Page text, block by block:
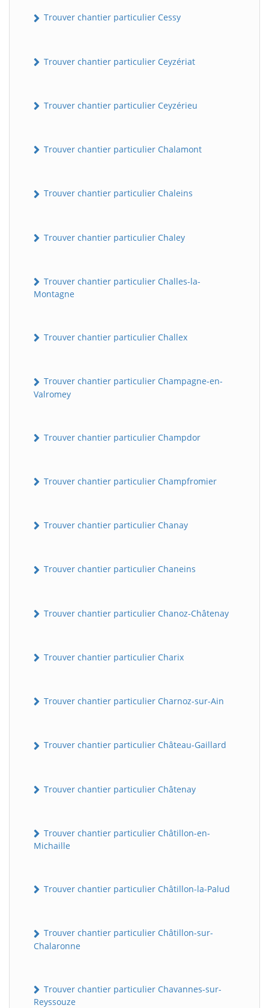
Trouver chantier particulier Cessy
Trouver chantier particulier Ceyzériat
Trouver chantier particulier Ceyzérieu
Trouver chantier particulier Chalamont
Trouver chantier particulier Chaleins
Trouver chantier particulier Chaley
Trouver chantier particulier Challes-la-
Montagne
Trouver chantier particulier Challex
Trouver chantier particulier Champagne-en-
Valromey
Trouver chantier particulier Champdor
Trouver chantier particulier Champfromier
Trouver chantier particulier Chanay
Trouver chantier particulier Chaneins
Trouver chantier particulier Chanoz-Châtenay
Trouver chantier particulier Charix
Trouver chantier particulier Charnoz-sur-Ain
Trouver chantier particulier Château-Gaillard
Trouver chantier particulier Châtenay
Trouver chantier particulier Châtillon-en-
Michaille
Trouver chantier particulier Châtillon-la-Palud
Trouver chantier particulier Châtillon-sur-
Chalaronne
Trouver chantier particulier Chavannes-sur-
Reyssouze